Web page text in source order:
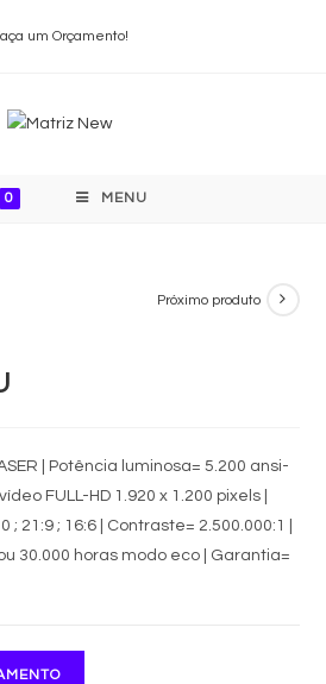
um Orçamento!
0 MENU
Próximo produto
| Potência luminosa= 5.200 ansi-
FULL-HD 1.920 x 1.200 pixels |
21:9 ; 16:6 | Contraste= 2.500.000:1 |
30.000 horas modo eco | Garantia=